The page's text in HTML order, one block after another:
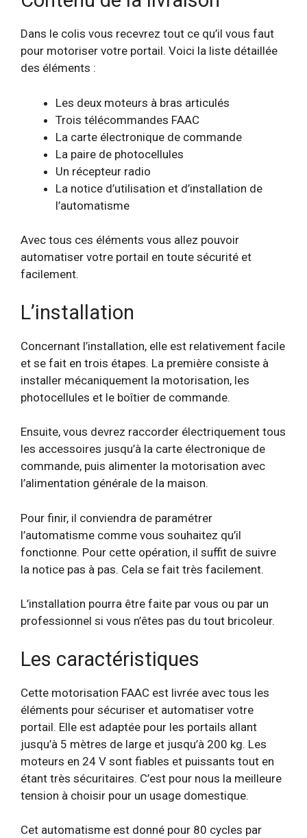
Dans le colis vous recevrez tout ce qu’il vous faut
pour motoriser votre portail. Voici la liste détaillée
des éléments :
Les deux moteurs à bras articulés
Trois télécommandes FAAC
La carte électronique de commande
La paire de photocellules
Un récepteur radio
La notice d’utilisation et d’installation de
l’automatisme
Avec tous ces éléments vous allez pouvoir
automatiser votre portail en toute sécurité et
facilement.
L’installation
Concernant l’installation, elle est relativement facile
et se fait en trois étapes. La première consiste à
installer mécaniquement la motorisation, les
photocellules et le boîtier de commande.
Ensuite, vous devrez raccorder électriquement tous
les accessoires jusqu’à la carte électronique de
commande, puis alimenter la motorisation avec
l’alimentation générale de la maison.
Pour finir, il conviendra de paramétrer
l’automatisme comme vous souhaitez qu’il
fonctionne. Pour cette opération, il suffit de suivre
la notice pas à pas. Cela se fait très facilement.
L’installation pourra être faite par vous ou par un
professionnel si vous n’êtes pas du tout bricoleur.
Les caractéristiques
Cette motorisation FAAC est livrée avec tous les
éléments pour sécuriser et automatiser votre
portail. Elle est adaptée pour les portails allant
jusqu’à 5 mètres de large et jusqu’à 200 kg. Les
moteurs en 24 V sont fiables et puissants tout en
étant très sécuritaires. C’est pour nous la meilleure
tension à choisir pour un usage domestique.
Cet automatisme est donné pour 80 cycles par